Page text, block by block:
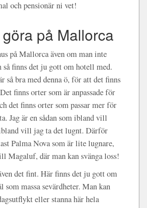
och pensionär ni vet!
på Mallorca
på Mallorca även om man inte
så finns det ju gott om hotell med.
så bra med denna ö, för att det finns
finns orter som är anpassade för
det finns orter som passar mer för
Jag är en sådan som ibland vill
vill jag ta det lugnt. Därför
Palma Nova som är lite lugnare,
Magaluf, där man kan svänga loss!
det fint. Här finns det ju gott om
som massa sevärdheter. Man kan
eller stanna här hela